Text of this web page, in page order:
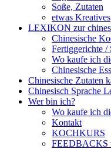
Soße, Zutaten
etwas Kreatives
LEXIKON zur
Chinesische
Fertiggerichte /
Wo kaufe ich
Chinesische
Chinesische Zutaten
Chinesisch Sprache
Wer bin ich?
Wo kaufe ich
Kontakt
KOCHKURS
FEEDBACKS